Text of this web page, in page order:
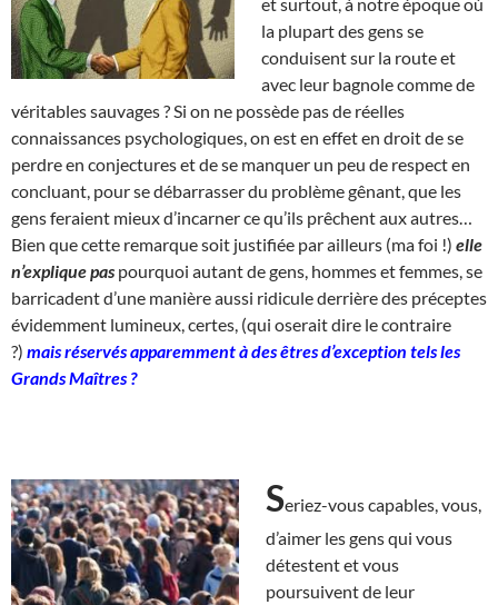
la plupart des gens se
conduisent sur la route et
avec leur bagnole comme de
véritables sauvages ? Si on ne possède pas de réelles
connaissances psychologiques, on est en effet en droit de se
perdre en conjectures et de se manquer un peu de respect en
concluant, pour se débarrasser du problème gênant, que les
gens feraient mieux d’incarner ce qu’ils prêchent aux autres…
Bien que cette remarque soit justifiée par ailleurs (ma foi !) elle
n’explique pas pourquoi autant de gens, hommes et femmes, se
barricadent d’une manière aussi ridicule derrière des préceptes
évidemment lumineux, certes, (qui oserait dire le contraire
?) mais réservés apparemment à des êtres d’exception tels les
Grands Maîtres ?
Seriez-vous capables, vous,
d’aimer les gens qui vous
détestent et vous
poursuivent de leur